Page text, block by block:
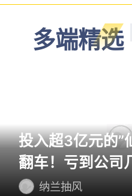
多端精选
投入超3亿元的”
翻车！亏到公司
纳兰抽风